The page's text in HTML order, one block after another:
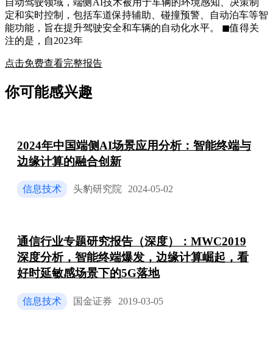
自动驾驶领域，端侧AI技术被用于车辆的环境感知、决策制
定和实时控制，包括车道保持辅助、碰撞预警、自动泊车等智
能功能，旨在提升驾驶安全和车辆的自动化水平。 ◼值得关
注的是，自2023年
点击免费查看完整报告
你可能感兴趣
2024年中国端侧AI场景应用分析：智能终端与
边缘计算的融合创新
信息技术 头豹研究院 2024-05-02
通信行业专题研究报告（深度）：MWC2019
深度分析，智能终端爆发，边缘计算崛起，看
好时延敏感场景下的5G落地
信息技术 国金证券 2019-03-05